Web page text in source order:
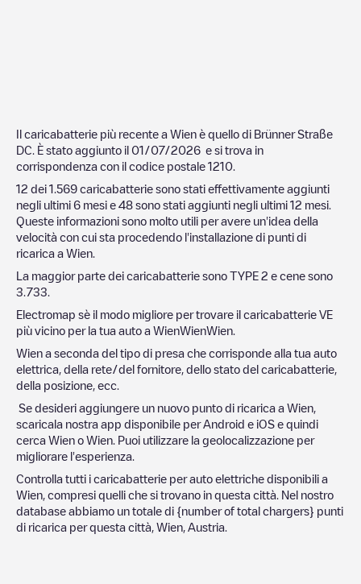
Il caricabatterie più recente a Wien è quello di Brünner Straße
DC . È stato aggiunto il 01/07/2026 e si trova in
corrispondenza con il codice postale 1210
12 dei 1.569 caricabatterie sono stati effettivamente aggiunti
negli ultimi 6 mesi e 48 sono stati aggiunti negli ultimi 12 mesi.
Queste informazioni sono molto utili per avere un'idea della
velocità con cui sta procedendo l'installazione di punti di
ricarica a Wien
La maggior parte dei caricabatterie sono TYPE 2 e cene sono
3.733
Electromap sè il modo migliore per trovare il caricabatterie VE
più vicino per la tua auto a WienWienWien
Wien a seconda del tipo di presa che corrisponde alla tua auto
elettrica, della rete/del fornitore, dello stato del caricabatterie,
della posizione, ecc.
Se desideri aggiungere un nuovo punto di ricarica a Wien
scaricala nostra app disponibile per Android e iOS e quindi
cerca Wien o Wien . Puoi utilizzare la geolocalizzazione per
migliorare l'esperienza.
Controlla tutti i caricabatterie per auto elettriche disponibili a
Wien , compresi quelli che si trovano in questa città. Nel nostro
database abbiamo un totale di {number of total chargers} punti
di ricarica per questa città, Wien Austria